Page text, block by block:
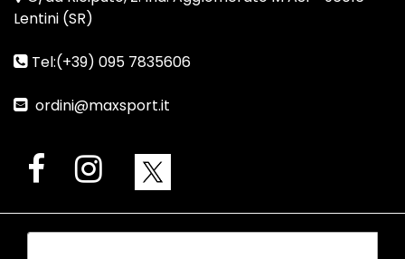
Lentini (SR)
Tel:(+39) 095 7835606
ordini@maxsport.it